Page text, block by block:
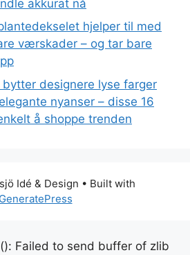
akkurat nå
hjelper til med
værskader – og tar bare
bytter designere lyse farger
nyanser – disse 16
å shoppe trenden
Idé & Design • Built with
GeneratePress
Failed to send buffer of zlib